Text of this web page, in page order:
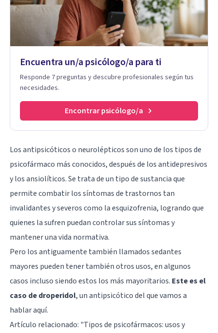
Encuentra un/a psicólogo/a para ti
Responde 7 preguntas y descubre profesionales según tus
necesidades.
Encontrar psicólogo/a
Los antipsicóticos o neurolépticos son uno de los tipos de
psicofármaco más conocidos, después de los antidepresivos
y los ansiolíticos. Se trata de un tipo de sustancia que
permite combatir los síntomas de trastornos tan
invalidantes y severos como la esquizofrenia, logrando que
quienes la sufren puedan controlar sus síntomas y
mantener una vida normativa.
Pero los antiguamente también llamados sedantes
mayores pueden tener también otros usos, en algunos
casos incluso siendo estos los más mayoritarios. Este es el
caso de droperidol, un antipsicótico del que vamos a
hablar aquí.
Artículo relacionado: "Tipos de psicofármacos: usos y